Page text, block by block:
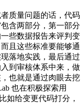
质量问题的话，代码
含两部分，第一部分
些数据报告来评判变
且这些标准要能够通
落地实践，最后通过
到审核体系中来，做
也就是通过肉眼去挖
也在积极探索用
如给变更代码打分，